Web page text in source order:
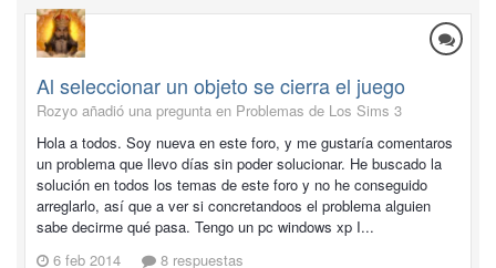
Al seleccionar un objeto se cierra el juego
Rozyo añadió una pregunta en Problemas de Los Sims 3
Hola a todos. Soy nueva en este foro, y me gustaría comentaros
un problema que llevo días sin poder solucionar. He buscado la
solución en todos los temas de este foro y no he conseguido
arreglarlo, así que a ver si concretandoos el problema alguien
sabe decirme qué pasa. Tengo un pc windows xp I...
6 feb 2014
8 respuestas